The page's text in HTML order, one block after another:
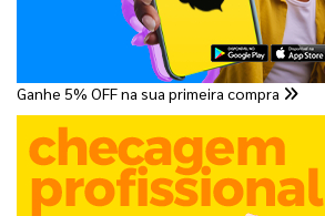
Ganhe 5% OFF na sua primeira compra